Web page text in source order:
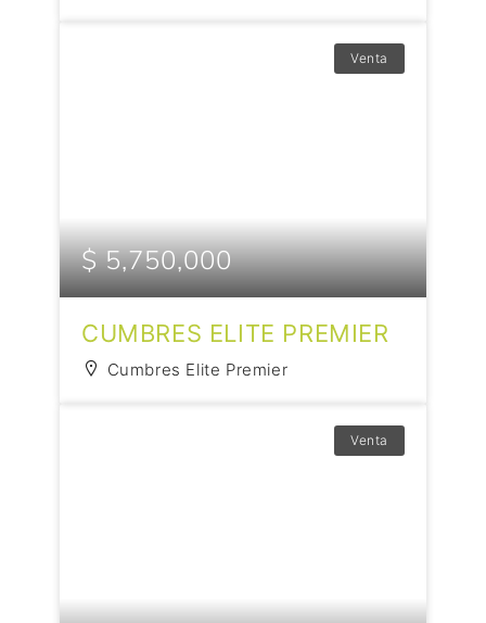
Venta
$ 5,750,000
CUMBRES ELITE PREMIER
Cumbres Elite Premier
Venta